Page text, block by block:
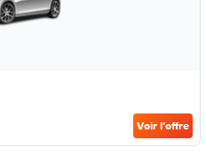
Voir l’offre